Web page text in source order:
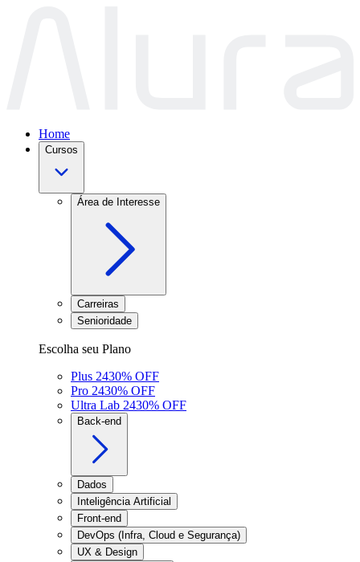
Home
Cursos
Área de Interesse
Carreiras
Senioridade
Escolha seu Plano
Plus 2430% OFF
Pro 2430% OFF
Ultra Lab 2430% OFF
Back-end
Dados
Inteligência Artificial
Front-end
DevOps (Infra, Cloud e Segurança)
UX & Design